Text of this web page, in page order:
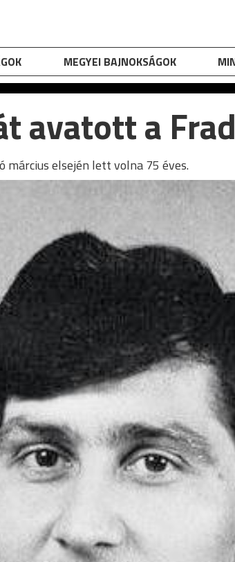
MEGYEI BAJNOKSÁGOK
avatott a
elsején lett volna 75 éves.